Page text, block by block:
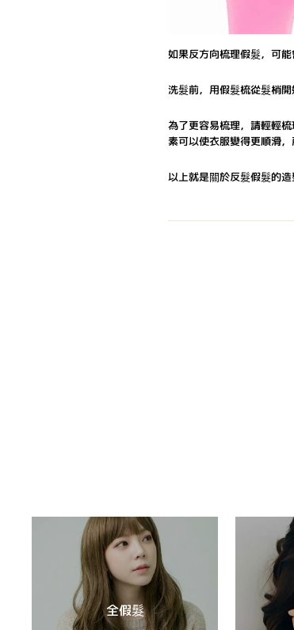
如果反方向梳理假髮，可
洗髮前，用假髮梳從髮梢
為了更容易梳理，請輕輕
素可以使衣服變得更順滑，
以上就是關於反髮假髮的
全假髮